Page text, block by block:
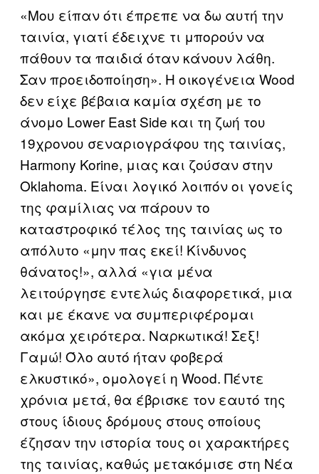
«Μου είπαν ότι έπρεπε να δω αυτή την
ταινία, γιατί έδειχνε τι μπορούν να
πάθουν τα παιδιά όταν κάνουν λάθη.
Σαν προειδοποίηση». Η οικογένεια Wood
δεν είχε βέβαια καμία σχέση με το
άνομο Lower East Side και τη ζωή του
19χρονου σεναριογράφου της ταινίας,
Harmony Korine, μιας και ζούσαν στην
Oklahoma. Είναι λογικό λοιπόν οι γονείς
της φαμίλιας να πάρουν το
καταστροφικό τέλος της ταινίας ως το
απόλυτο «μην πας εκεί! Κίνδυνος
θάνατος!», αλλά «για μένα
λειτούργησε εντελώς διαφορετικά, μια
και με έκανε να συμπεριφέρομαι
ακόμα χειρότερα. Ναρκωτικά! Σεξ!
Γαμώ! Όλο αυτό ήταν φοβερά
ελκυστικό», ομολογεί η Wood. Πέντε
χρόνια μετά, θα έβρισκε τον εαυτό της
στους ίδιους δρόμους στους οποίους
έζησαν την ιστορία τους οι χαρακτήρες
της ταινίας, καθώς μετακόμισε στη Νέα